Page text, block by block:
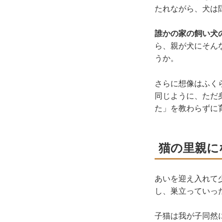
たれながら、犬は
誰かの家の飼い犬
ら、親が犬にそん
うか。
さらに想像はふく
同じように、ただ
た」を教わらずに
猫の里親
あいを迎え入れて
し、巣立ってい
子猫は我が子同然